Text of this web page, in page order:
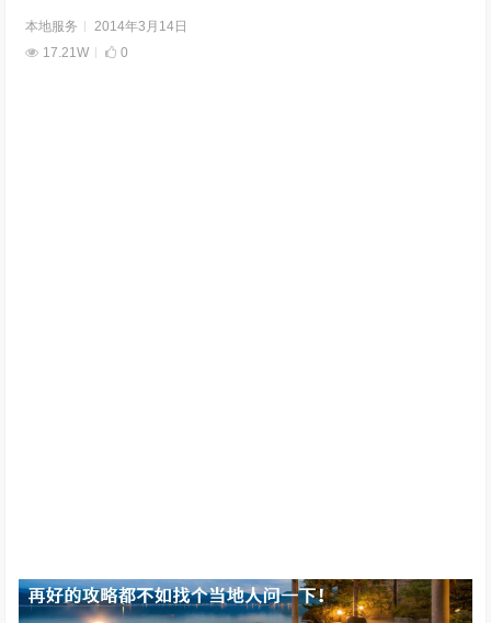
本地服务
2014年3月14日
17.21W
0